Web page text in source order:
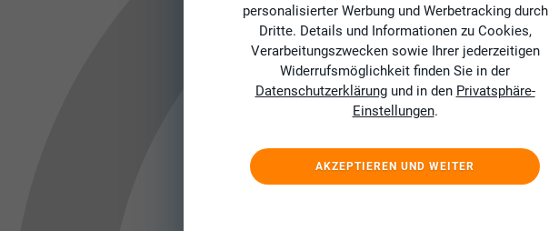
personalisierter Werbung und Werbetracking durch
Dritte. Details und Informationen zu Cookies,
Verarbeitungszwecken sowie Ihrer jederzeitigen
Widerrufsmöglichkeit finden Sie in der
Datenschutzerklärungund in den Privatsphäre-
Einstellungen.
AKZEPTIEREN UND WEITER